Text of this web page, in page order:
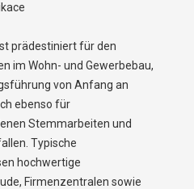
prädestiniert für den
im Wohn- und Gewerbebau,
von Anfang an
ebenso für
Stemmarbeiten und
Typische
hochwertige
Firmenzentralen sowie